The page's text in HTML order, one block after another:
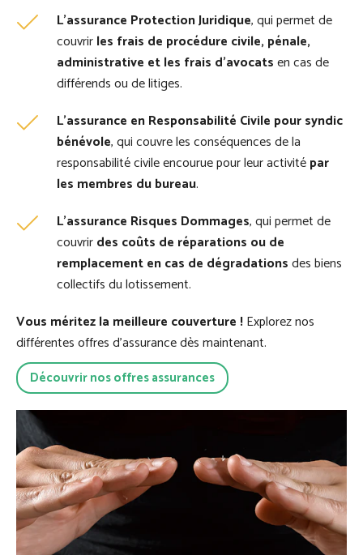
L’assurance Protection Juridique, qui permet de
couvrirles frais de procédure civile, pénale,
administrative et les frais d’avocatsen cas de
différends ou de litiges.
L’assurance en Responsabilité Civile pour syndic
bénévole, qui couvre les conséquences de la
responsabilité civile encourue pour leur activitépar
les membres du bureau.
L’assurance Risques Dommages, qui permet de
couvrirdes coûts de réparations ou de
remplacement en cas de dégradationsdes biens
collectifs du lotissement.
Vous méritez la meilleure couverture !Explorez nos
différentes offres d’assurance dès maintenant.
Découvrir nos offres assurances